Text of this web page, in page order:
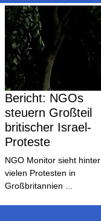
Bericht: NGOs
steuern Großteil
britischer Israel-
Proteste
NGO Monitor sieht hinter
vielen Protesten in
Großbritannien ...